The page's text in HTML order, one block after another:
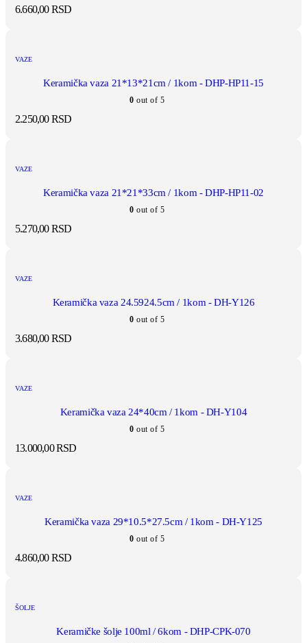
6.660,00RSD
VAZE
Keramička vaza 21*13*21cm / 1kom - DHP-HP11-15
0 out of 5
2.250,00RSD
VAZE
Keramička vaza 21*21*33cm / 1kom - DHP-HP11-02
0 out of 5
5.270,00RSD
VAZE
Keramička vaza 24.5924.5cm / 1kom - DH-Y126
0 out of 5
3.680,00RSD
VAZE
Keramička vaza 24*40cm / 1kom - DH-Y104
0 out of 5
13.000,00RSD
VAZE
Keramička vaza 29*10.5*27.5cm / 1kom - DH-Y125
0 out of 5
4.860,00RSD
ŠOLJE
Keramičke šolje 100ml / 6kom - DHP-CPK-070